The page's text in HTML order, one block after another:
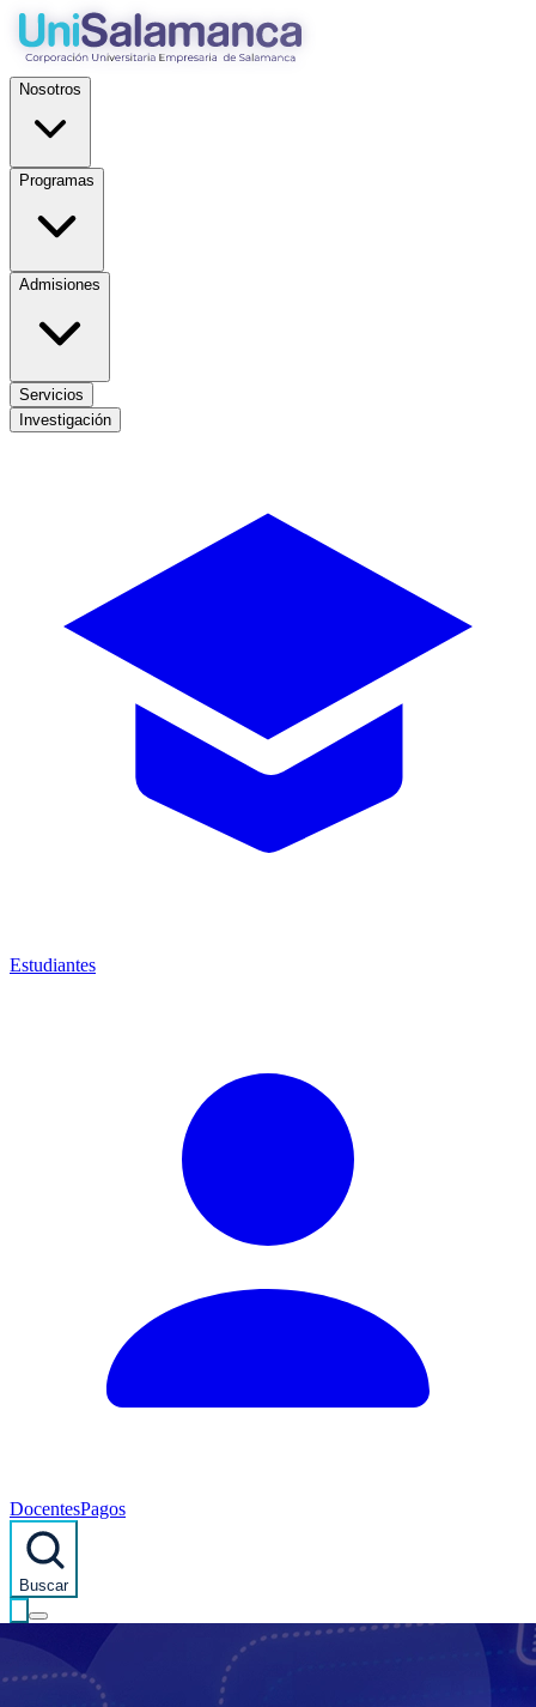
Nosotros
Programas
Admisiones
Servicios
Investigación
Estudiantes
DocentesPagos
Buscar